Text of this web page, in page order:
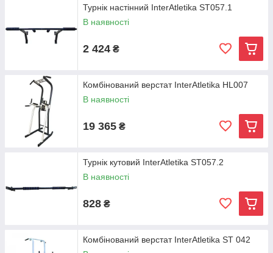
Турнік настінний InterAtletika ST057.1
В наявності
2 424 ₴
Комбінований верстат InterAtletika HL007
В наявності
19 365 ₴
Турнік кутовий InterAtletika ST057.2
В наявності
828 ₴
Комбінований верстат InterAtletika ST 042